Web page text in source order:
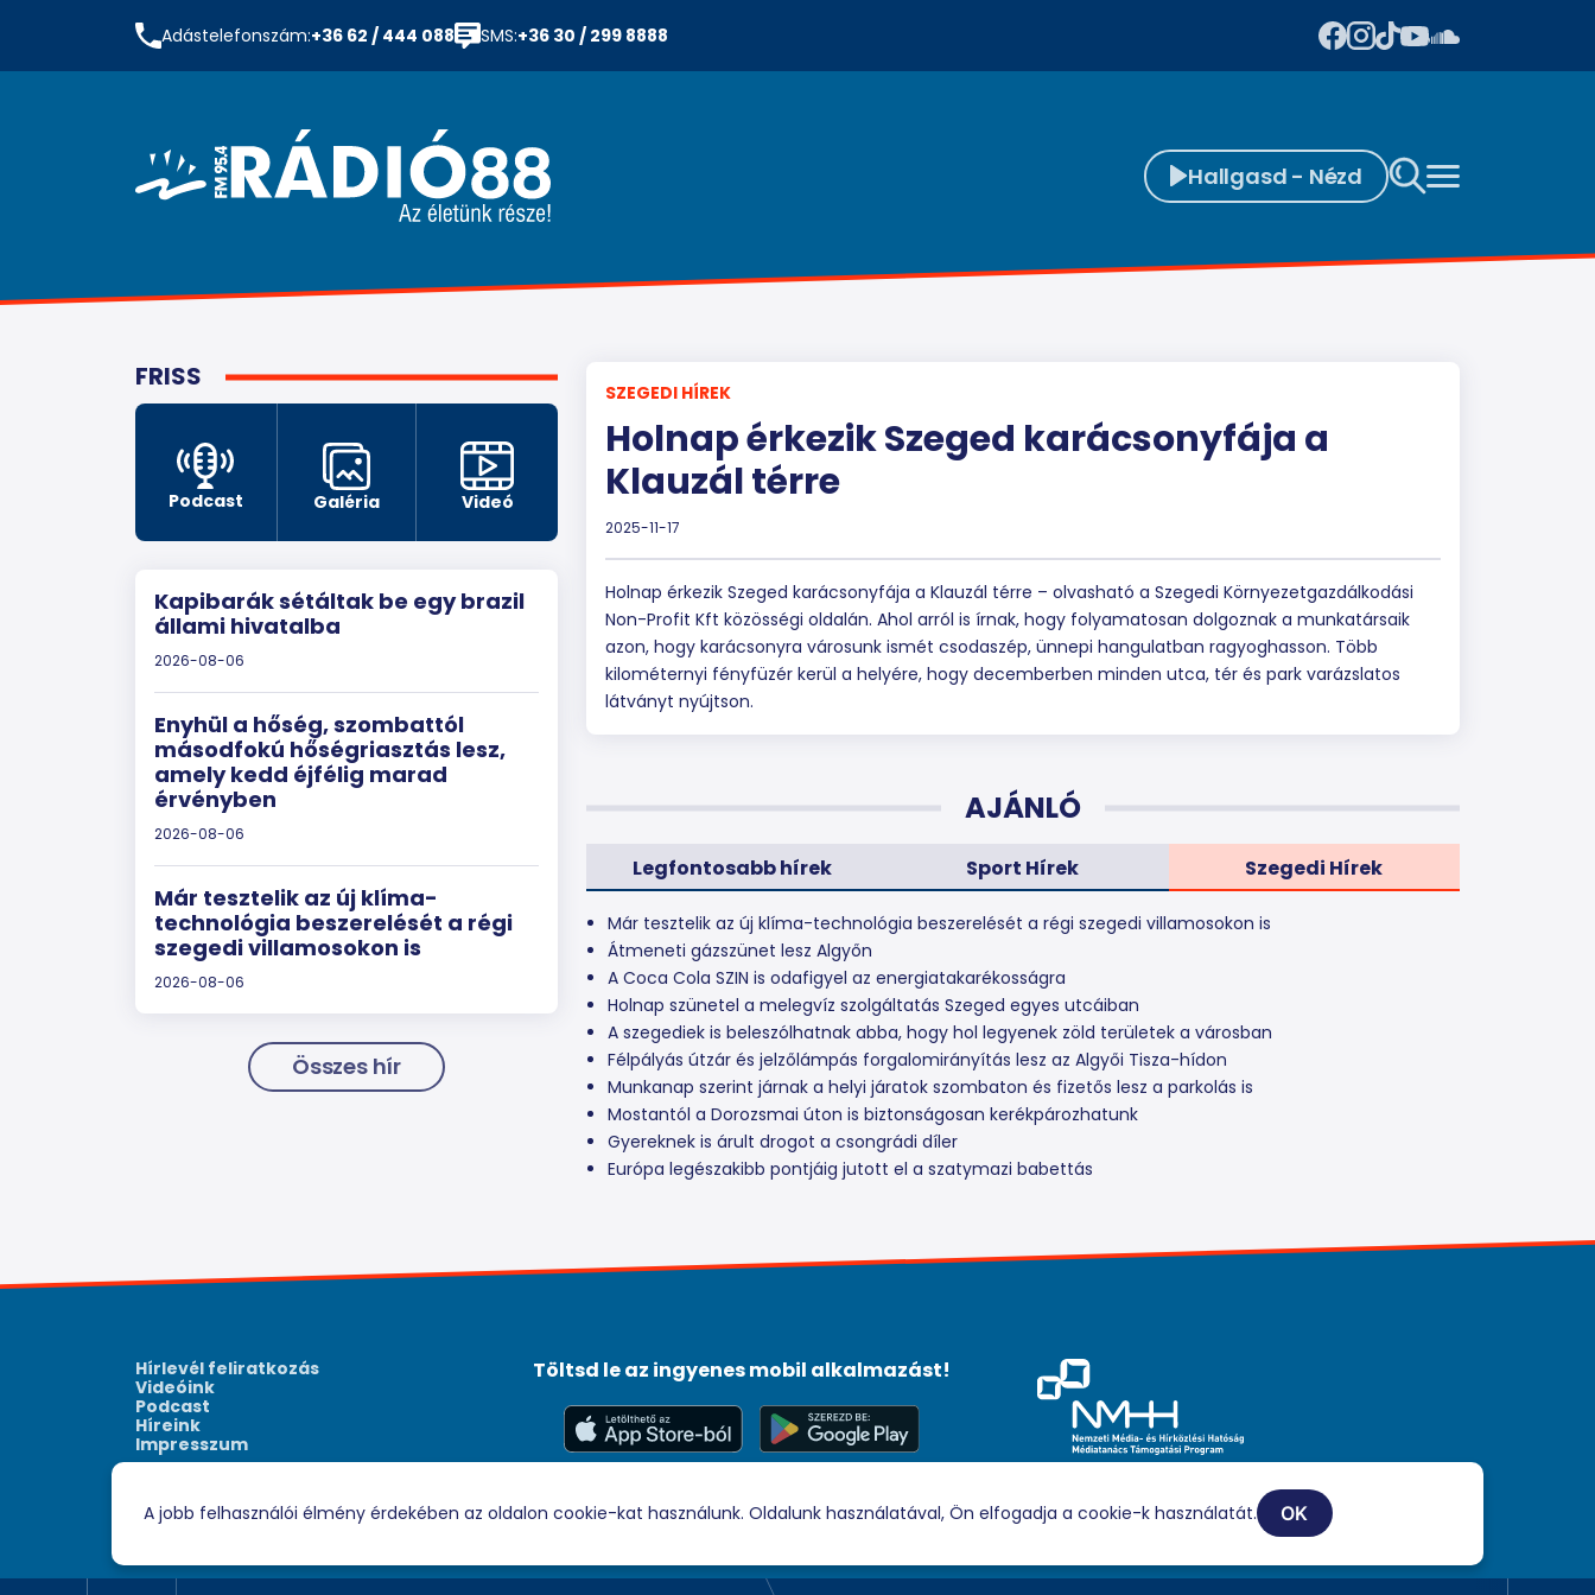
Adástelefonszám:+36 62 / 444 088 SMS:+36 30 / 299 8888
Hallgasd - Nézd
FRISS
Podcast Galéria Videó
Kapibarák sétáltak be egy brazil
állami hivatalba
2026-08-06
Enyhül a hőség, szombattól
másodfokú hőségriasztás lesz,
amely kedd éjfélig marad
érvényben
2026-08-06
Már tesztelik az új klíma-
technológia beszerelését a régi
szegedi villamosokon is
2026-08-06
Összes hír
SZEGEDI HÍREK
Holnap érkezik Szeged karácsonyfája a
Klauzál térre
2025-11-17
Holnap érkezik Szeged karácsonyfája a Klauzál térre – olvasható a Szegedi Környezetgazdálkodási
Non-Profit Kft közösségi oldalán. Ahol arról is írnak, hogy folyamatosan dolgoznak a munkatársaik
azon, hogy karácsonyra városunk ismét csodaszép, ünnepi hangulatban ragyoghasson. Több
kilométernyi fényfüzér kerül a helyére, hogy decemberben minden utca, tér és park varázslatos
látványt nyújtson.
AJÁNLÓ
Legfontosabb hírek Sport Hírek Szegedi Hírek
Már tesztelik az új klíma-technológia beszerelését a régi szegedi villamosokon is
Átmeneti gázszünet lesz Algyőn
A Coca Cola SZIN is odafigyel az energiatakarékosságra
Holnap szünetel a melegvíz szolgáltatás Szeged egyes utcáiban
A szegediek is beleszólhatnak abba, hogy hol legyenek zöld területek a városban
Félpályás útzár és jelzőlámpás forgalomirányítás lesz az Algyői Tisza-hídon
Munkanap szerint járnak a helyi járatok szombaton és fizetős lesz a parkolás is
Mostantól a Dorozsmai úton is biztonságosan kerékpározhatunk
Gyereknek is árult drogot a csongrádi díler
Európa legészakibb pontjáig jutott el a szatymazi babettás
Hírlevél feliratkozás
Videóink
Podcast
Híreink
Impresszum
Töltsd le az ingyenes mobil alkalmazást!
Támogatási Program keretében támogatja.
A jobb felhasználói élmény érdekében az oldalon cookie-kat használunk. Oldalunk használatával, Ön elfogadja a cookie-k használatát. OK